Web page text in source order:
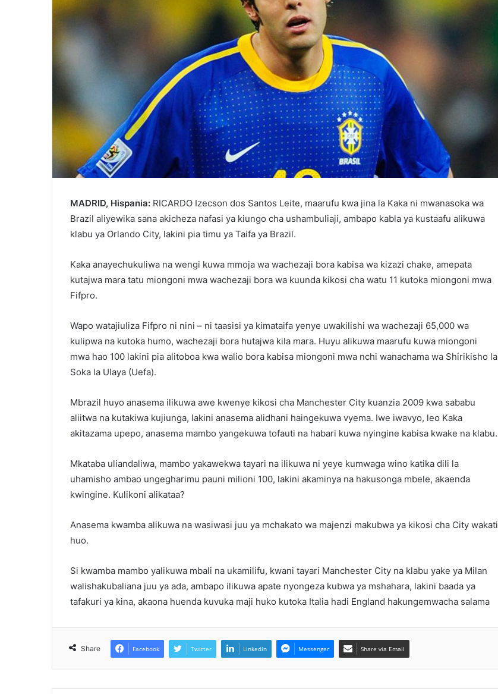
MADRID, Hispania: RICARDO Izecson dos Santos Leite, maarufu kwa jina la Kaka ni mwanasoka wa
Brazil aliyewika sana akicheza nafasi ya kiungo cha ushambuliaji, ambapo kabla ya kustaafu alikuwa
klabu ya Orlando City, lakini pia timu ya Taifa ya Brazil.
Kaka anayechukuliwa na wengi kuwa mmoja wa wachezaji bora kabisa wa kizazi chake, amepata
kutajwa mara tatu miongoni mwa wachezaji bora wa kuunda kikosi cha watu 11 kutoka miongoni mwa
Fifpro.
Wapo watajiuliza Fifpro ni nini – ni taasisi ya kimataifa yenye uwakilishi wa wachezaji 65,000 wa
kulipwa na kutoka humo, wachezaji bora hutajwa kila mara. Huyu alikuwa maarufu kuwa miongoni
mwa hao 100 lakini pia alitoboa kwa walio bora kabisa miongoni mwa nchi wanachama wa Shirikisho la
Soka la Ulaya (Uefa).
Mbrazil huyo anasema ilikuwa awe kwenye kikosi cha Manchester City kuanzia 2009 kwa sababu
aliitwa na kutakiwa kujiunga, lakini anasema alidhani haingekuwa vyema. Iwe iwavyo, leo Kaka
akitazama upepo, anasema mambo yangekuwa tofauti na habari kuwa nyingine kabisa kwake na klabu.
Mkataba uliandaliwa, mambo yakawekwa tayari na ilikuwa ni yeye kumwaga wino katika dili la
uhamisho ambao ungegharimu pauni milioni 100, lakini akaminya na hakusonga mbele, akaenda
kwingine. Kulikoni alikataa?
Anasema kwamba alikuwa na wasiwasi juu ya mchakato wa majenzi makubwa ya kikosi cha City wakati
huo.
Si kwamba mambo yalikuwa mbali na ukamilifu, kwani tayari Manchester City na klabu yake ya Milan
walishakubaliana juu ya ada, ambapo ilikuwa apate nyongeza kubwa ya mshahara, lakini baada ya
tafakuri ya kina, akaona huenda kuvuka maji huko kutoka Italia hadi England hakungemwacha salama
Share Facebook Twitter LinkedIn Messenger Share via Email